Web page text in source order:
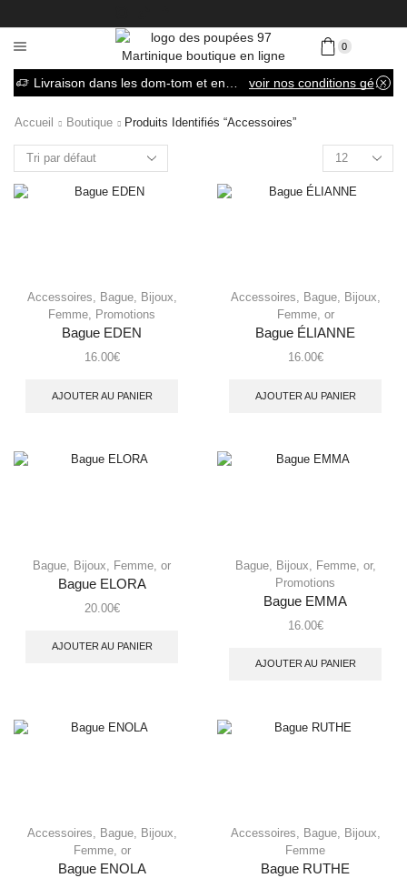
0
voir nos conditions générales de vente
Accueil Boutique Produits Identifiés “Accessoires”
Accessoires, Bague, Bijoux,
Femme, Promotions
Bague EDEN
16.00€
AJOUTER AU PANIER
Accessoires, Bague, Bijoux,
Femme, or
Bague ÉLIANNE
16.00€
AJOUTER AU PANIER
Bague Bijoux Femme or
Bague ELORA
20.00€
AJOUTER AU PANIER
Bague, Bijoux Femme, or,
Promotions
Bague EMMA
16.00€
AJOUTER AU PANIER
Accessoires, Bague, Bijoux,
Femme, or
Bague ENOLA
Accessoires, Bague, Bijoux,
Femme
Bague RUTHE